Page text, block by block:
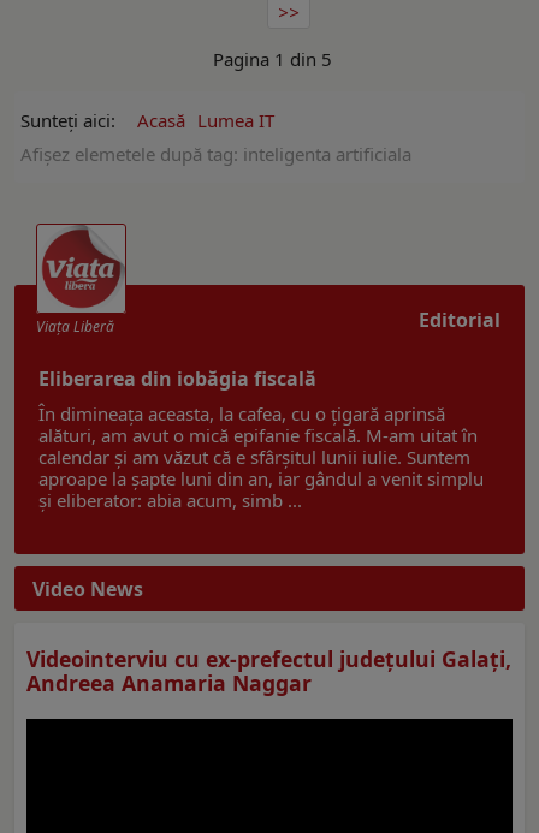
Pagina 1 din 5
Sunteți aici: Acasă Lumea IT
Afişez elemetele după tag: inteligenta artificiala
Editorial
Viaţa Liberă
Eliberarea din iobăgia fiscală
În dimineața aceasta, la cafea, cu o țigară aprinsă
alături, am avut o mică epifanie fiscală. M-am uitat în
calendar și am văzut că e sfârșitul lunii iulie. Suntem
aproape la șapte luni din an, iar gândul a venit simplu
și eliberator: abia acum, simb ...
Video News
Videointerviu cu ex-prefectul judeţului Galaţi,
Andreea Anamaria Naggar